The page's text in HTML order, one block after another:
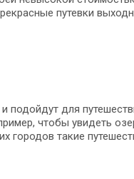
путевки
для
чтобы увидеть
городов такие